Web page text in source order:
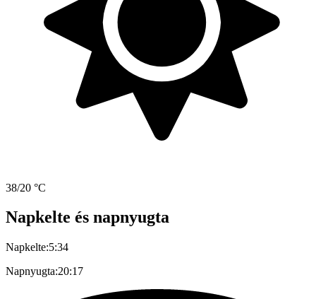
38/20 °C
Napkelte és napnyugta
Napkelte:5:34
Napnyugta:20:17